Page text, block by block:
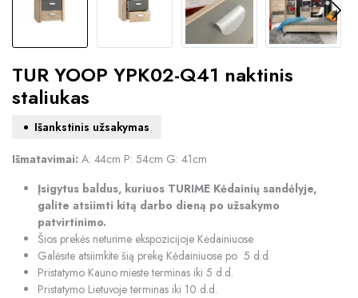
TUR YOOP YPK02-Q41 naktinis
staliukas
Išankstinis užsakymas
Išmatavimai: A: 44cm P: 54cm G: 41cm
Įsigytus baldus, kuriuos TURIME Kėdainių sandėlyje,
galite atsiimti kitą darbo dieną po užsakymo
patvirtinimo.
Šios prekės neturime ekspozicijoje Kėdainiuose
Galėsite atsiimkite šią prekę Kėdainiuose po 5 d.d.
Pristatymo Kauno mieste terminas iki 5 d.d.
Pristatymo Lietuvoje terminas iki 10 d.d.